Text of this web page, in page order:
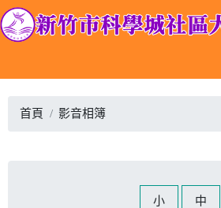
首頁 影音相簿
小 中